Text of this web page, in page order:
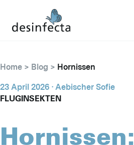
Home Blog Hornissen
23 April 2026 · Aebischer Sofie
FLUGINSEKTEN
Hornissen: